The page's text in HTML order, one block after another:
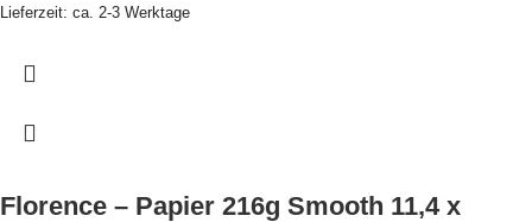
Lieferzeit: ca. 2-3 Werktage
Florence – Papier 216g Smooth 11,4 x